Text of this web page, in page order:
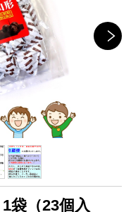
袋（23個入